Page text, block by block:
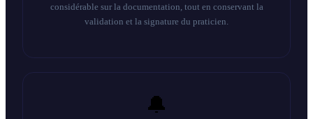
considérable sur la documentation, tout en conservant la
validation et la signature du praticien.
🔔